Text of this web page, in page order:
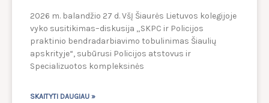
2026 m. balandžio 27 d. VšĮ Šiaurės Lietuvos kolegijoje
vyko susitikimas–diskusija „SKPC ir Policijos
praktinio bendradarbiavimo tobulinimas Šiaulių
apskrityje“, subūrusi Policijos atstovus ir
Specializuotos kompleksinės
SKAITYTI DAUGIAU »